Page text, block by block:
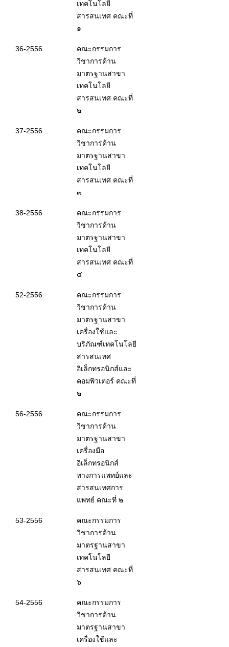
เทคโนโลยี
สารสนเทศ คณะที่
๑
36-2556
คณะกรรมการ
วิชาการด้าน
มาตรฐานสาขา
เทคโนโลยี
สารสนเทศ คณะที่
๒
37-2556
คณะกรรมการ
วิชาการด้าน
มาตรฐานสาขา
เทคโนโลยี
สารสนเทศ คณะที่
๓
38-2556
คณะกรรมการ
วิชาการด้าน
มาตรฐานสาขา
เทคโนโลยี
สารสนเทศ คณะที่
๔
52-2556
คณะกรรมการ
วิชาการด้าน
มาตรฐานสาขา
เครื่องใช้และ
บริภัณฑ์เทคโนโลยี
สารสนเทศ
อิเล็กทรอนิกส์และ
คอมพิวเตอร์ คณะที่
๒
56-2556
คณะกรรมการ
วิชาการด้าน
มาตรฐานสาขา
เครื่องมือ
อิเล็กทรอนิกส์
ทางการแพทย์และ
สารสนเทศการ
แพทย์ คณะที่ ๒
53-2556
คณะกรรมการ
วิชาการด้าน
มาตรฐานสาขา
เทคโนโลยี
สารสนเทศ คณะที่
๖
54-2556
คณะกรรมการ
วิชาการด้าน
มาตรฐานสาขา
เครื่องใช้และ